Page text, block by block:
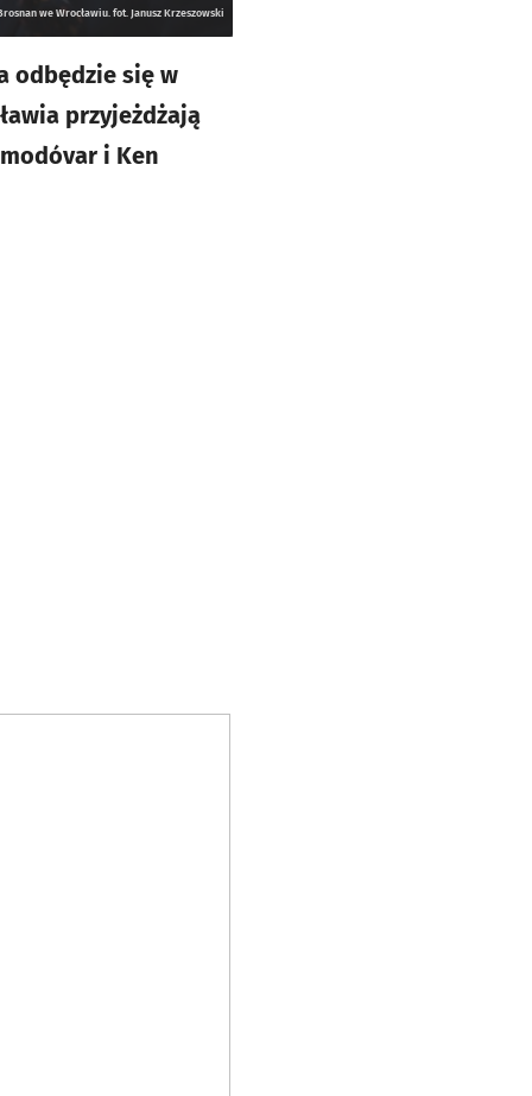
we Wrocławiu. fot. Janusz Krzeszowski
odbędzie się w
przyjeżdżają
i Ken